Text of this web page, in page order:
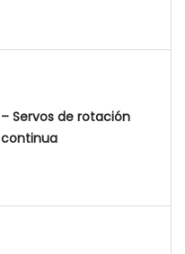
– Servos de rotación
continua